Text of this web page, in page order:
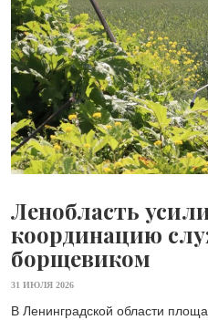
Ленобласть
координацию
борщевиком
31 ИЮЛЯ 2026
В Ленинградской области